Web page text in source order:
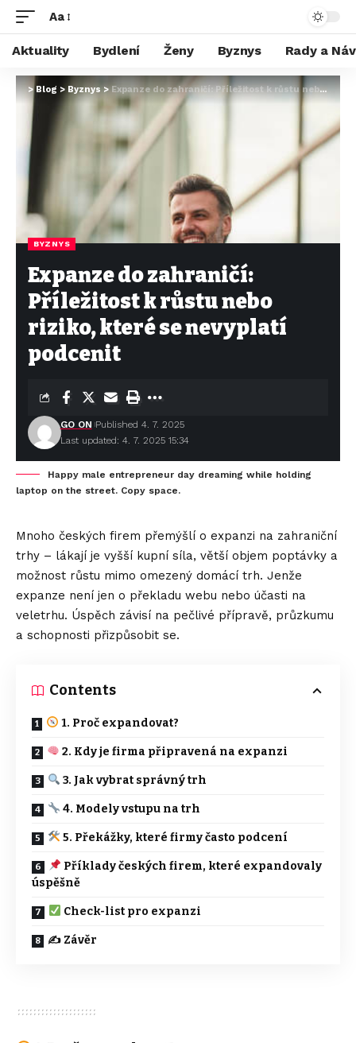
Aa
Aktuality Bydlení Ženy Byznys Rady a
> Blog > Byznys>Expanze do zahraničí: Příležitost k růstu nebo riziko, které se nevyplatí podcenit
BYZNYS
Expanze do zahraničí:
Příležitost k růstu nebo
riziko, které se nevyplatí
podcenit
Last updated: 4. 7. 2025 15:34
GO ON Published 4. 7. 2025
Happy male entrepreneur day dreaming while holding
laptop on the street. Copy space.
Mnoho českých firem přemýšlí o expanzi na zahraniční
trhy – lákají je vyšší kupní síla, větší objem poptávky a
možnost růstu mimo omezený domácí trh. Jenže
expanze není jen o překladu webu nebo účasti na
veletrhu. Úspěch závisí na pečlivé přípravě, průzkumu
a schopnosti přizpůsobit se.
Contents
1. Proč expandovat?
2. Kdy je firma připravená na expanzi
3. Jak vybrat správný trh
4. Modely vstupu na trh
5. Překážky, které firmy často podcení
Příklady českých firem, které expandovaly
úspěšně
Check-list pro expanzi
✍️ Závěr